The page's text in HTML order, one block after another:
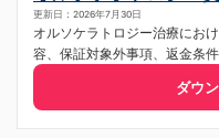
更新日：2026年7月30日
オルソケラトロジー治療にお
容、保証対象外事項、返金条
ダウ